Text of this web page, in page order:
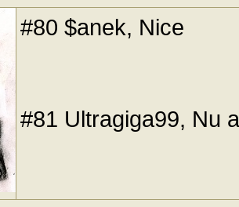
#80 $anek, Nice
#81 Ultragiga99, Nu